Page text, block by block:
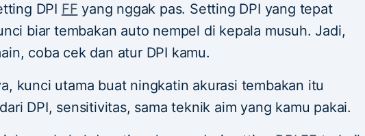
DPI FF yang nggak pas. Setting DPI yang tepat
biar tembakan auto nempel di kepala musuh. Jadi,
coba cek dan atur DPI kamu.
kunci utama buat ningkatin akurasi tembakan itu
DPI, sensitivitas, sama teknik aim yang kamu pakai.